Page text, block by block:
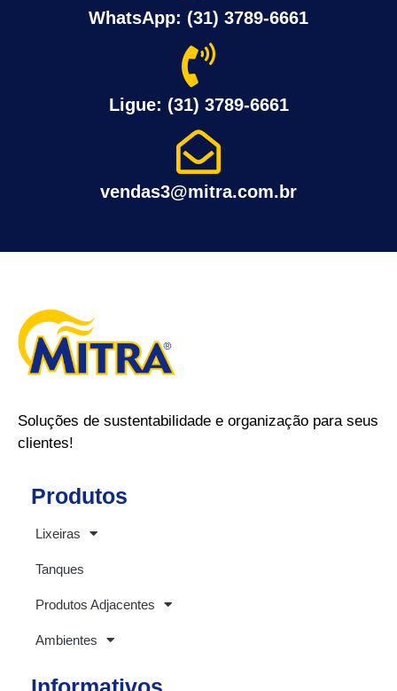
WhatsApp: (31) 3789-6661
Ligue: (31) 3789-6661
vendas3@mitra.com.br
Soluções de sustentabilidade e organização para seus
clientes!
Produtos
Lixeiras
Tanques
Produtos Adjacentes
Ambientes